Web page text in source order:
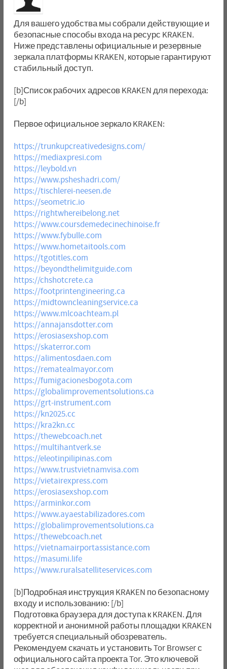
Для вашего удобства мы собрали действующие и
безопасные способы входа на ресурс KRAKEN.
Ниже представлены официальные и резервные
зеркала платформы KRAKEN, которые гарантируют
стабильный доступ.
[b]Список рабочих адресов KRAKEN для перехода:
[/b]
Первое официальное зеркало KRAKEN:
https://trunkupcreativedesigns.com/
https://mediaxpresi.com
https://leybold.vn
https://www.psheshadri.com/
https://tischlerei-neesen.de
https://seometric.io
https://rightwhereibelong.net
https://www.coursdemedecinechinoise.fr
https://www.fybulle.com
https://www.hometaitools.com
https://tgotitles.com
https://beyondthelimitguide.com
https://chshotcrete.ca
https://footprintengineering.ca
https://midtowncleaningservice.ca
https://www.mlcoachteam.pl
https://annajansdotter.com
https://erosiasexshop.com
https://skaterror.com
https://alimentosdaen.com
https://rematealmayor.com
https://fumigacionesbogota.com
https://globalimprovementsolutions.ca
https://grt-instrument.com
https://kn2025.cc
https://kra2kn.cc
https://thewebcoach.net
https://multihantverk.se
https://eleotinpilipinas.com
https://www.trustvietnamvisa.com
https://vietairexpress.com
https://erosiasexshop.com
https://arminkor.com
https://www.ayaestabilizadores.com
https://globalimprovementsolutions.ca
https://thewebcoach.net
https://vietnamairportassistance.com
https://masumi.life
https://www.ruralsatelliteservices.com
[b]Подробная инструкция KRAKEN по безопасному
входу и использованию: [/b]
Подготовка браузера для доступа к KRAKEN. Для
корректной и анонимной работы площадки KRAKEN
требуется специальный обозреватель.
Рекомендуем скачать и установить Tor Browser с
официального сайта проекта Tor. Это ключевой